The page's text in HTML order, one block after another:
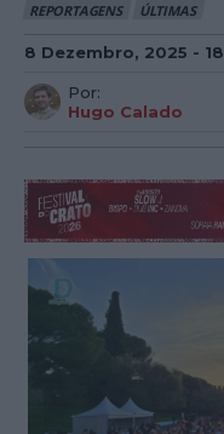
REPORTAGENS ÚLTIMAS
8 Dezembro, 2025 -
Por:
Hugo Calado